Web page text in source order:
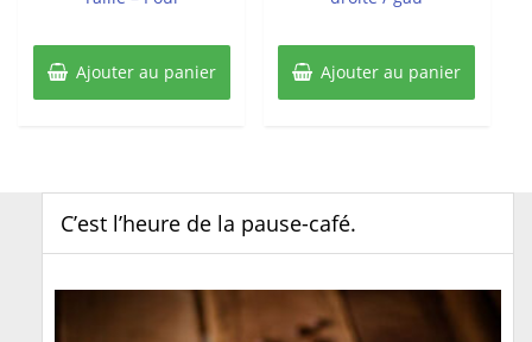
Ajouter au panier Ajouter au panier
C’est l’heure de la pause-café.